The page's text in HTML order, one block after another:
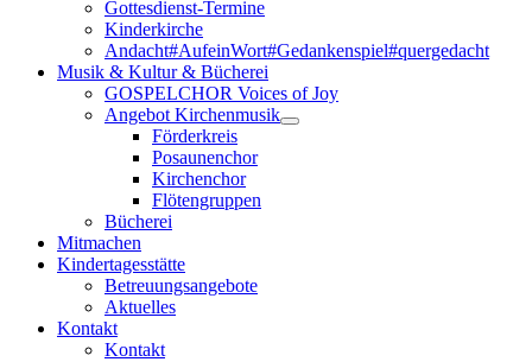
Gottesdienst-Termine
Kinderkirche
Andacht#AufeinWort#Gedankenspiel#quergedacht
Musik & Kultur & Bücherei
GOSPELCHOR Voices of Joy
Angebot Kirchenmusik
Förderkreis
Posaunenchor
Kirchenchor
Flötengruppen
Bücherei
Mitmachen
Kindertagesstätte
Betreuungsangebote
Aktuelles
Kontakt
Kontakt